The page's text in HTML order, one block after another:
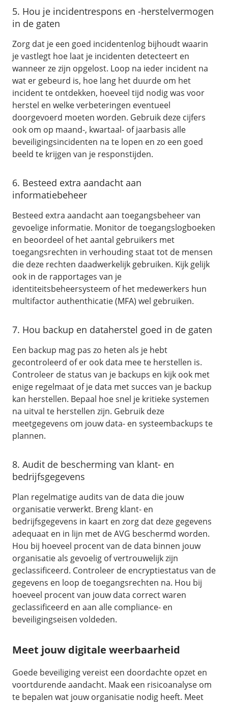
5. Hou je incidentrespons en -herstelvermogen
in de gaten
Zorg dat je een goed incidentenlog bijhoudt waarin
je vastlegt hoe laat je incidenten detecteert en
wanneer ze zijn opgelost. Loop na ieder incident na
wat er gebeurd is, hoe lang het duurde om het
incident te ontdekken, hoeveel tijd nodig was voor
herstel en welke verbeteringen eventueel
doorgevoerd moeten worden. Gebruik deze cijfers
ook om op maand-, kwartaal- of jaarbasis alle
beveiligingsincidenten na te lopen en zo een goed
beeld te krijgen van je responstijden.
6. Besteed extra aandacht aan
informatiebeheer
Besteed extra aandacht aan toegangsbeheer van
gevoelige informatie. Monitor de toegangslogboeken
en beoordeel of het aantal gebruikers met
toegangsrechten in verhouding staat tot de mensen
die deze rechten daadwerkelijk gebruiken. Kijk gelijk
ook in de rapportages van je
identiteitsbeheersysteem of het medewerkers hun
multifactor authenthicatie (MFA) wel gebruiken.
7. Hou backup en dataherstel goed in de gaten
Een backup mag pas zo heten als je hebt
gecontroleerd of er ook data mee te herstellen is.
Controleer de status van je backups en kijk ook met
enige regelmaat of je data met succes van je backup
kan herstellen. Bepaal hoe snel je kritieke systemen
na uitval te herstellen zijn. Gebruik deze
meetgegevens om jouw data- en systeembackups te
plannen.
8. Audit de bescherming van klant- en
bedrijfsgegevens
Plan regelmatige audits van de data die jouw
organisatie verwerkt. Breng klant- en
bedrijfsgegevens in kaart en zorg dat deze gegevens
adequaat en in lijn met de AVG beschermd worden.
Hou bij hoeveel procent van de data binnen jouw
organisatie als gevoelig of vertrouwelijk zijn
geclassificeerd. Controleer de encryptiestatus van de
gegevens en loop de toegangsrechten na. Hou bij
hoeveel procent van jouw data correct waren
geclassificeerd en aan alle compliance- en
beveiligingseisen voldeden.
Meet jouw digitale weerbaarheid
Goede beveiliging vereist een doordachte opzet en
voortdurende aandacht. Maak een risicoanalyse om
te bepalen wat jouw organisatie nodig heeft. Meet